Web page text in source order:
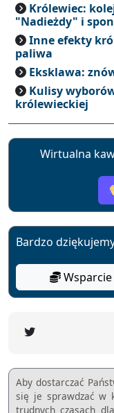
Królewiec:
"Nadieżdy" i
Inne efekty
paliwa
Eksklawa:
Kulisy
królewieckiej
Wirtualna
Bardzo
Wsparcie
Aby dostarczać
się je sprawdzać w
trudnych czasach